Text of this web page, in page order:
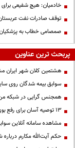
خادمیان: هیچ شفیعی
توقف صادرات نفت عربستان
صمصامی خطاب به
پربحث ترین عناوین
هشتمین کلان شهر
سوابق بیمه شدگان روی
همجنس گرایی در شبکه
13 توصیه آسان برای رفع بوی بد دهان
مشاهده سامانه آنلاين
حكم آيت‌الله مكارم